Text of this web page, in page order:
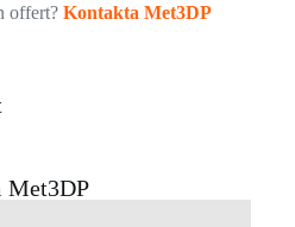
offert? Kontakta Met3DP
Met3DP